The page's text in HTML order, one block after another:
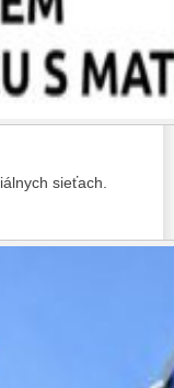
sieťach.